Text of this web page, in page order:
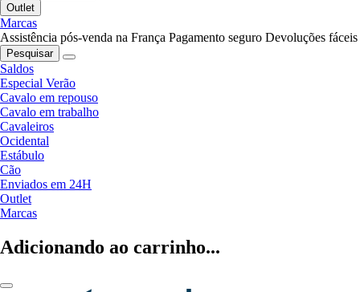
Outlet
Marcas
Assistência pós-venda na França Pagamento seguro Devoluções fáceis
Pesquisar
Saldos
Especial Verão
Cavalo em repouso
Cavalo em trabalho
Cavaleiros
Ocidental
Estábulo
Cão
Enviados em 24H
Outlet
Marcas
Adicionando ao carrinho...